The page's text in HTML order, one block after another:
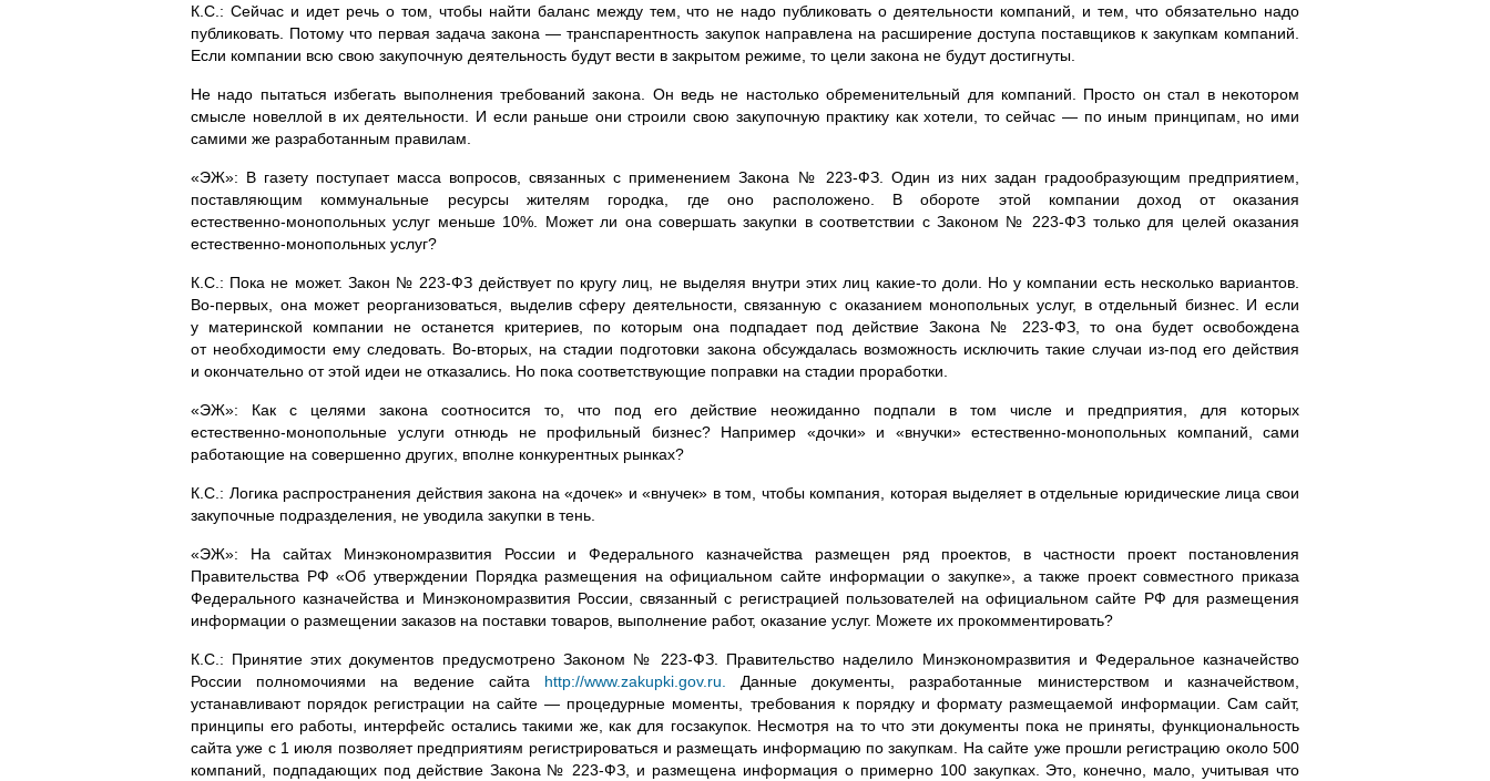
К.С.: Сейчас и идет речь о том, чтобы найти баланс между тем, что не надо публиковать о деятельности компаний, и тем, что обязательно надо
публиковать. Потому что первая задача закона — транспарентность закупок направлена на расширение доступа поставщиков к закупкам компаний.
Если компании всю свою закупочную деятельность будут вести в закрытом режиме, то цели закона не будут достигнуты.
Не надо пытаться избегать выполнения требований закона. Он ведь не настолько обременительный для компаний. Просто он стал в некотором
смысле новеллой в их деятельности. И если раньше они строили свою закупочную практику как хотели, то сейчас — по иным принципам, но ими
самими же разработанным правилам.
«ЭЖ»: В газету поступает масса вопросов, связанных с применением Закона № 223-ФЗ. Один из них задан градообразующим предприятием,
поставляющим коммунальные ресурсы жителям городка, где оно расположено. В обороте этой компании доход от оказания
естественно-монопольных услуг меньше 10%. Может ли она совершать закупки в соответствии с Законом № 223-ФЗ только для целей оказания
естественно-монопольных услуг?
К.С.: Пока не может. Закон № 223-ФЗ действует по кругу лиц, не выделяя внутри этих лиц какие-тодоли. Но у компании есть несколько вариантов.
Во-первых , она может реорганизоваться, выделив сферу деятельности, связанную с оказанием монопольных услуг, в отдельный бизнес. И если
у материнской компании не останется критериев, по которым она подпадает под действие Закона № 223-ФЗ , то она будет освобождена
от необходимости ему следовать. Во-вторых , на стадии подготовки закона обсуждалась возможность исключить такие случаи из-под его действия
и окончательно от этой идеи не отказались. Но пока соответствующие поправки на стадии проработки.
«ЭЖ»: Как с целями закона соотносится то, что под его действие неожиданно подпали в том числе и предприятия, для которых
естественно-монопольные услуги отнюдь не профильный бизнес? Например «дочки» и «внучки» естественно-монопольных компаний, сами
работающие на совершенно других, вполне конкурентных рынках?
К.С.: Логика распространения действия закона на «дочек» и «внучек» в том, чтобы компания, которая выделяет в отдельные юридические лица свои
закупочные подразделения, не уводила закупки в тень.
«ЭЖ»: На сайтах Минэкономразвития России и Федерального казначейства размещен ряд проектов, в частности проект постановления
Правительства РФ «Об утверждении Порядка размещения на официальном сайте информации о закупке», а также проект совместного приказа
Федерального казначейства и Минэкономразвития России, связанный с регистрацией пользователей на официальном сайте РФ для размещения
информации о размещении заказов на поставки товаров, выполнение работ, оказание услуг. Можете их прокомментировать?
К.С.: Принятие этих документов предусмотрено Законом № 223-ФЗ . Правительство наделило Минэкономразвития и Федеральное казначейство
России полномочиями на ведение сайта http://www.zakupki.gov.ru.
Данные документы, разработанные министерством и казначейством,
устанавливают порядок регистрации на сайте — процедурные моменты, требования к порядку и формату размещаемой информации. Сам сайт,
принципы его работы, интерфейс остались такими же, как для госзакупок. Несмотря на то что эти документы пока не приняты, функциональность
сайта уже с 1 июля позволяет предприятиям регистрироваться и размещать информацию по закупкам. На сайте уже прошли регистрацию около 500
компаний, подпадающих под действие Закона № 223-ФЗ , и размещена информация о примерно 100 закупках. Это, конечно, мало, учитывая что